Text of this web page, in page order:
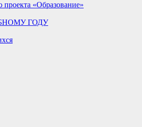
проекта «Образование»
ГОДУ